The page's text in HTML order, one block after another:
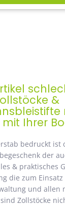
&
mit Ihrer
bedruckt ist
der
& praktisches
die zum
und allen
Zollstöcke